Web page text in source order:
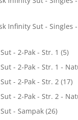
Infinity Sut - Singles
- 2-Pak - Str. 1 (5)
- 2-Pak - Str. 1 -
- 2-Pak - Str. 2 (17)
- 2-Pak - Str. 2 -
- Sampak (26)